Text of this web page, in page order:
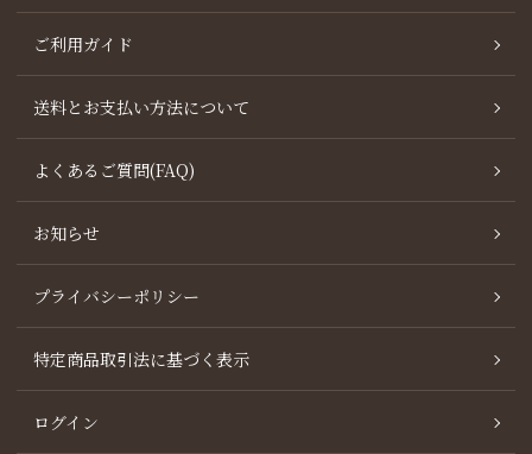
ご利用ガイド
送料とお支払い方法について
よくあるご質問(FAQ)
お知らせ
プライバシーポリシー
特定商品取引法に基づく表示
ログイン